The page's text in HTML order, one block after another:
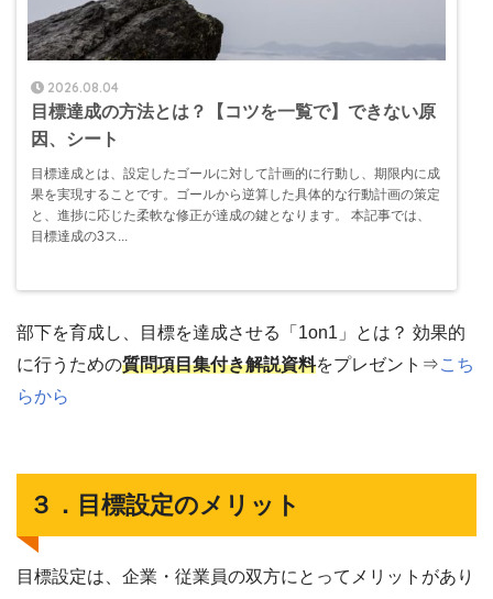
2026.08.04
目標達成の方法とは？【コツを一覧で】できない原
因、シート
目標達成とは、設定したゴールに対して計画的に行動し、期限内に成
果を実現することです。ゴールから逆算した具体的な行動計画の策定
と、進捗に応じた柔軟な修正が達成の鍵となります。 本記事では、
目標達成の3ス...
部下を育成し、目標を達成させる「1on1」とは？ 効果的
に行うための質問項目集付き解説資料をプレゼント⇒こち
らから
３．目標設定のメリット
目標設定は、企業・従業員の双方にとってメリットがあり